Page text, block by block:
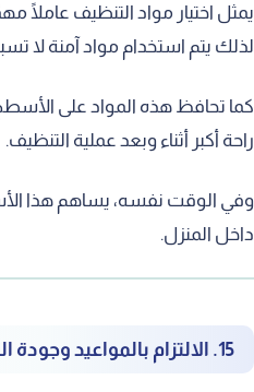
اختيار مواد التنظيف عاملًا
يتم استخدام مواد آمنة لا تسبب
تحافظ هذه المواد على الأسطح
أكبر أثناء وبعد عملية التنظيف.
الوقت نفسه، يساهم هذا
المنزل.